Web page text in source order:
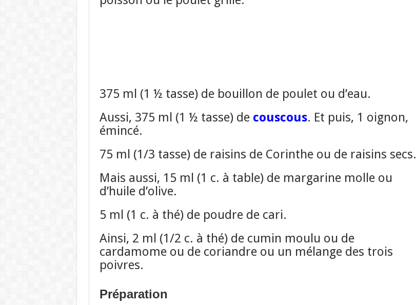
375 ml (1 ½ tasse) de bouillon de poulet ou d’eau.
Aussi, 375 ml (1 ½ tasse) de couscous. Et puis, 1 oignon,
émincé.
75 ml (1/3 tasse) de raisins de Corinthe ou de raisins secs.
Mais aussi, 15 ml (1 c. à table) de margarine molle ou
d’huile d’olive.
5 ml (1 c. à thé) de poudre de cari.
Ainsi, 2 ml (1/2 c. à thé) de cumin moulu ou de
cardamome ou de coriandre ou un mélange des trois
poivres.
Préparation